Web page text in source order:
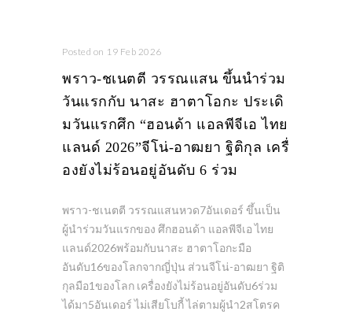
Posted on 19 Feb 2026
พราว-ชเนตตี วรรณแสน ขึ้นนำร่วม
วันแรกกับ นาสะ ฮาตาโอกะ ประเดิ
มวันแรกศึก “ฮอนด้า แอลพีจีเอ ไทย
แลนด์ 2026”จีโน่-อาฒยา ฐิติกุล เครื่
องยังไม่ร้อนอยู่อันดับ 6 ร่วม
พราว-ชเนตตี วรรณแสนหวด7อันเดอร์ ขึ้นเป็น
ผู้นำร่วมวันแรกของ ศึกฮอนด้า แอลพีจีเอ ไทย
แลนด์2026พร้อมกับนาสะ ฮาตาโอกะมือ
อันดับ16ของโลกจากญี่ปุ่น ส่วนจีโน่-อาฒยา ฐิติ
กุลมือ1ของโลก เครื่องยังไม่ร้อนอยู่อันดับ6ร่วม
ได้มา5อันเดอร์ ไม่เสียโบกี้ ไล่ตามผู้นำ2สโตรค